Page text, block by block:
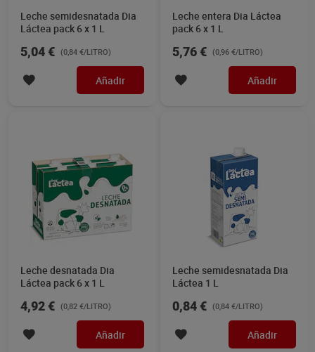
Leche semidesnatada Dia
Láctea pack 6 x 1 L
5,04 € (0,84 €/LITRO)
Añadir
Leche entera Dia Láctea
pack 6 x 1 L
5,76 € (0,96 €/LITRO)
Añadir
Leche desnatada Dia
Láctea pack 6 x 1 L
4,92 € (0,82 €/LITRO)
Añadir
Leche semidesnatada Dia
Láctea 1 L
0,84 € (0,84 €/LITRO)
Añadir